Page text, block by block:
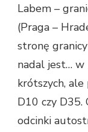
Labem –
(Praga –
stronę
nadal jest… w
krótszych,
D10 czy D35.
odcinki